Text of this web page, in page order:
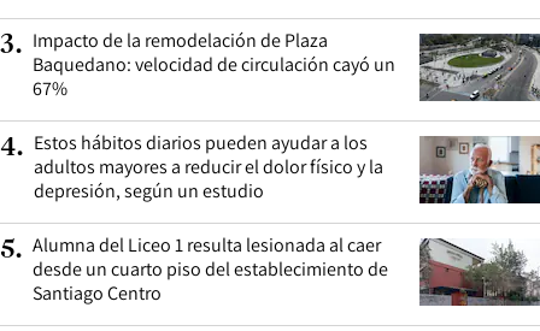
3. Impacto de la remodelación de Plaza
Baquedano: velocidad de circulación cayó un
67%
4. Estos hábitos diarios pueden ayudar a los
adultos mayores a reducir el dolor físico y la
depresión, según un estudio
5. Alumna del Liceo 1 resulta lesionada al caer
desde un cuarto piso del establecimiento de
Santiago Centro